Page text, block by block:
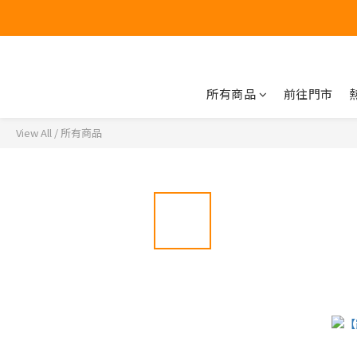
所有商品 前往門市
View All / 所有商品